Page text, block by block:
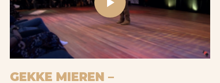
Bekijk op YouTube
GEKKE MIEREN –